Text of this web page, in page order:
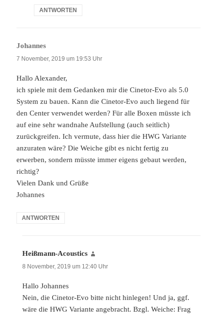
ANTWORTEN
Johannes
7 November, 2019 um 19:53 Uhr
Hallo Alexander,
ich spiele mit dem Gedanken mir die Cinetor-Evo als 5.0
System zu bauen. Kann die Cinetor-Evo auch liegend für
den Center verwendet werden? Für alle Boxen müsste ich
auf eine sehr wandnahe Aufstellung (auch seitlich)
zurückgreifen. Ich vermute, dass hier die HWG Variante
anzuraten wäre? Die Weiche gibt es nicht fertig zu
erwerben, sondern müsste immer eigens gebaut werden,
richtig?
Vielen Dank und Grüße
Johannes
ANTWORTEN
Heißmann-Acoustics
8 November, 2019 um 12:40 Uhr
Hallo Johannes
Nein, die Cinetor-Evo bitte nicht hinlegen! Und ja, ggf.
wäre die HWG Variante angebracht. Bzgl. Weiche: Frag